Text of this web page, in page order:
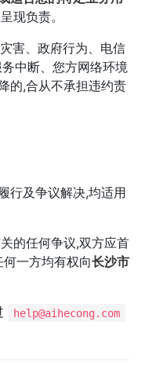
现负责。
害、政府行为、电信
中断、您方网络环境
的,合从不承担违约责
行及争议解决,均适用
的任何争议,双方应首
一方均有权向长沙市
help@aihecong.com